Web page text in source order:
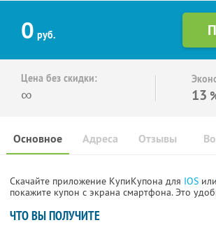
0 руб.
Цена без скидки:
∞ 13
Основное Отзывы
Адреса
Скачайте приложение КупиКупона для IOS или
покажите купон с экрана смартфона. Это
ЧТО ВЫ ПОЛУЧИТЕ